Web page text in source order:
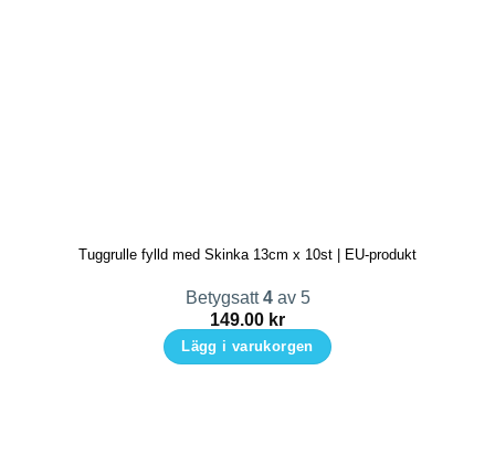
väljas
produktsidan
Tuggrulle fylld med Skinka 13cm x 10st | EU-produkt
Betygsatt4av 5
149.00 kr
Lägg i varukorgen